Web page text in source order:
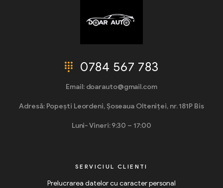
0784 567 783
Email: doarauto@gmail.com
Adresă: Popești Leordeni, Șoseaua Olteniței, nr. 181P Bis
Luni- Vineri: 9:30 – 17:00
SERVICIUL CLIENTI
Prelucrarea datelor cu caracter personal